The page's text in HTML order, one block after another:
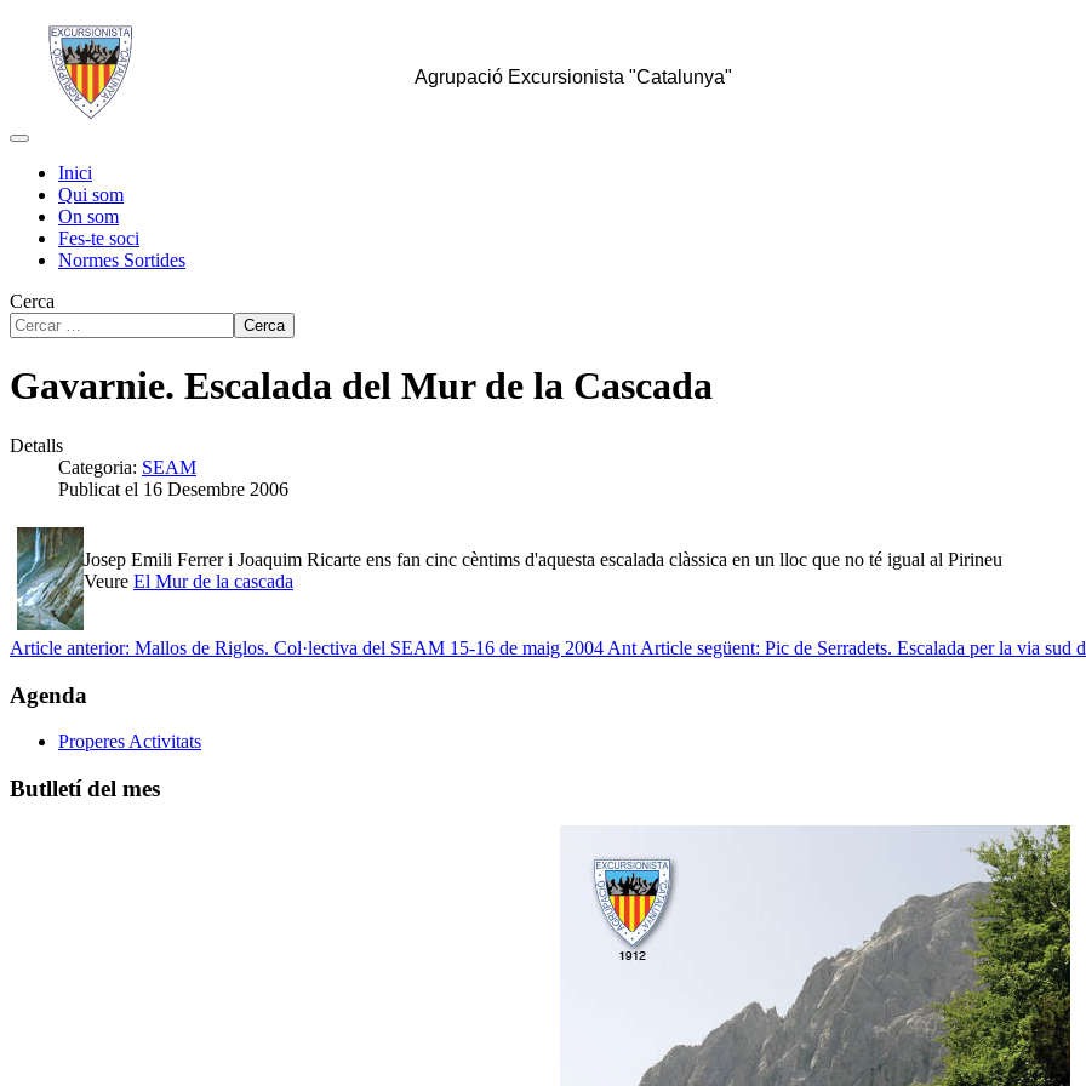
Agrupació Excursionista "Catalunya"
Inici
Qui som
On som
Fes-te soci
Normes Sortides
Cerca
Cerca
Gavarnie. Escalada del Mur de la Cascada
Detalls
Categoria: SEAM
Publicat el 16 Desembre 2006
Josep Emili Ferrer i Joaquim Ricarte ens fan cinc cèntims d'aquesta escalada clàssica en un lloc que no té igual al Pirineu
Veure El Mur de la cascada
Article anterior: Mallos de Riglos. Col·lectiva del SEAM 15-16 de maig 2004 Ant Article següent: Pic de Serradets. Escalada per la via sud
Agenda
Properes Activitats
Butlletí del mes